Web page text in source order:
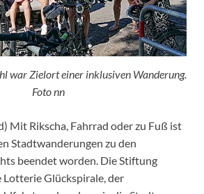
war Zielort einer inklusiven Wanderung.
Foto nn
Mit Rikscha, Fahrrad oder zu Fuß ist
Stadtwanderungen zu den
beendet worden. Die Stiftung
Glückspirale, der